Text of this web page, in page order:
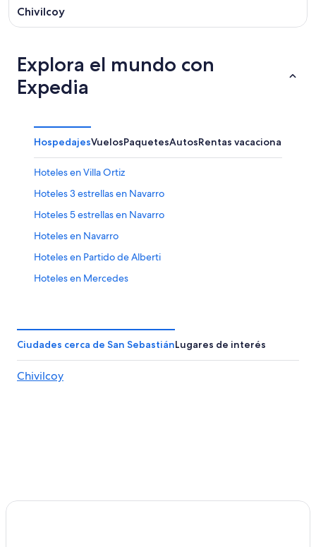
Chivilcoy
Explora el mundo con
Expedia
HospedajesVuelosPaquetesAutosRentas vacacionales
Hoteles en Villa Ortiz
Hoteles 3 estrellas en Navarro
Hoteles 5 estrellas en Navarro
Hoteles en Navarro
Hoteles en Partido de Alberti
Hoteles en Mercedes
Apart-Hoteles en San Andrés de Giles
Cabañas en San Andrés de Giles
Casas de campo en San Andrés de Giles
Ciudades cerca de San SebastiánLugares de interés
Chivilcoy